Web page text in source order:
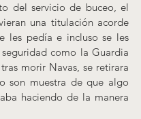
del servicio de buceo, el
una titulación acorde
les pedía e incluso se les
como la Guardia
morir Navas, se retirara
son muestra de que algo
haciendo de la manera